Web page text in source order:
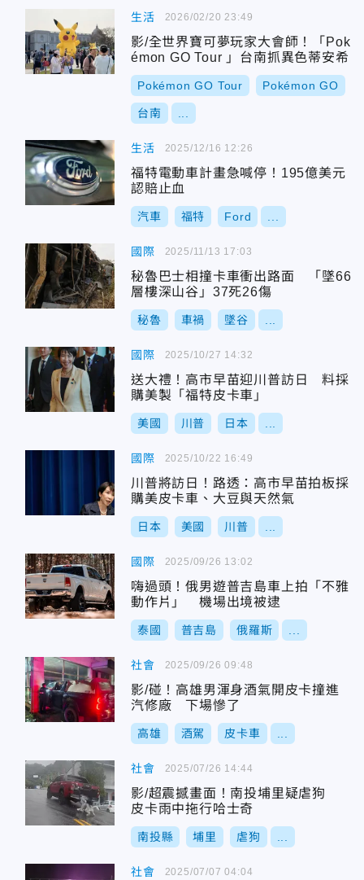
生活
影/全世界寶可夢玩家大會師！「Pok
émon GO Tour 」台南抓異色蒂安希
Pokémon GO Tour Pokémon GO
台南
2026/02/20 23:49
生活
福特電動車計畫急喊停！195億美元
認賠止血
汽車 福特 Ford
2025/12/16 12:26
國際
秘魯巴士相撞卡車衝出路面 「墜66
層樓深山谷」37死26傷
秘魯 車禍 墜谷
2025/11/13 17:03
國際
送大禮！高市早苗迎川普訪日 料採
購美製「福特皮卡車」
美國 川普 日本
2025/10/27 14:32
國際
川普將訪日！路透：高市早苗拍板採
購美皮卡車、大豆與天然氣
日本 美國 川普
2025/10/22 16:49
國際
嗨過頭！俄男遊普吉島車上拍「不雅
動作片」 機場出境被逮
泰國 普吉島 俄羅斯
2025/09/26 13:02
社會
影/碰！高雄男渾身酒氣開皮卡撞進
汽修廠 下場慘了
高雄 酒駕 皮卡車
2025/09/26 09:48
社會
影/超震撼畫面！南投埔里疑虐狗
皮卡雨中拖行哈士奇
南投縣 埔里 虐狗
2025/07/26 14:44
社會 2025/07/07 04:04